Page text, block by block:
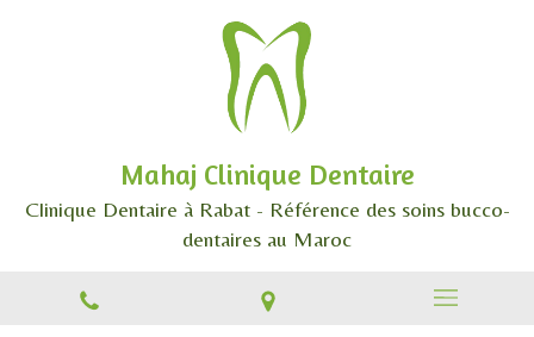
Mahaj Clinique Dentaire
Clinique Dentaire à Rabat - Référence des soins bucco-
dentaires au Maroc